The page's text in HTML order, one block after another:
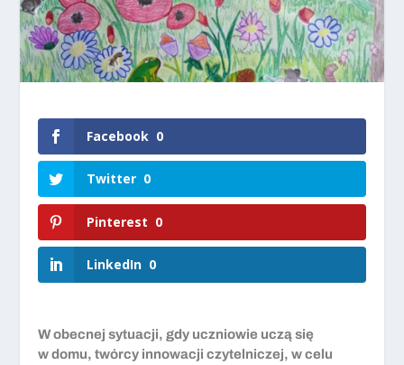
Facebook 0
Twitter 0
Pinterest 0
LinkedIn 0
W obecnej sytuacji, gdy uczniowie uczą się
w domu, twórcy innowacji czytelniczej, w celu